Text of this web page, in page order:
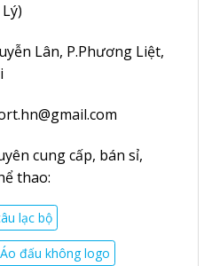
Lân, P.Phương Liệt,
cung cấp, bán sỉ,
thao:
lạc bộ
Áo đấu không logo